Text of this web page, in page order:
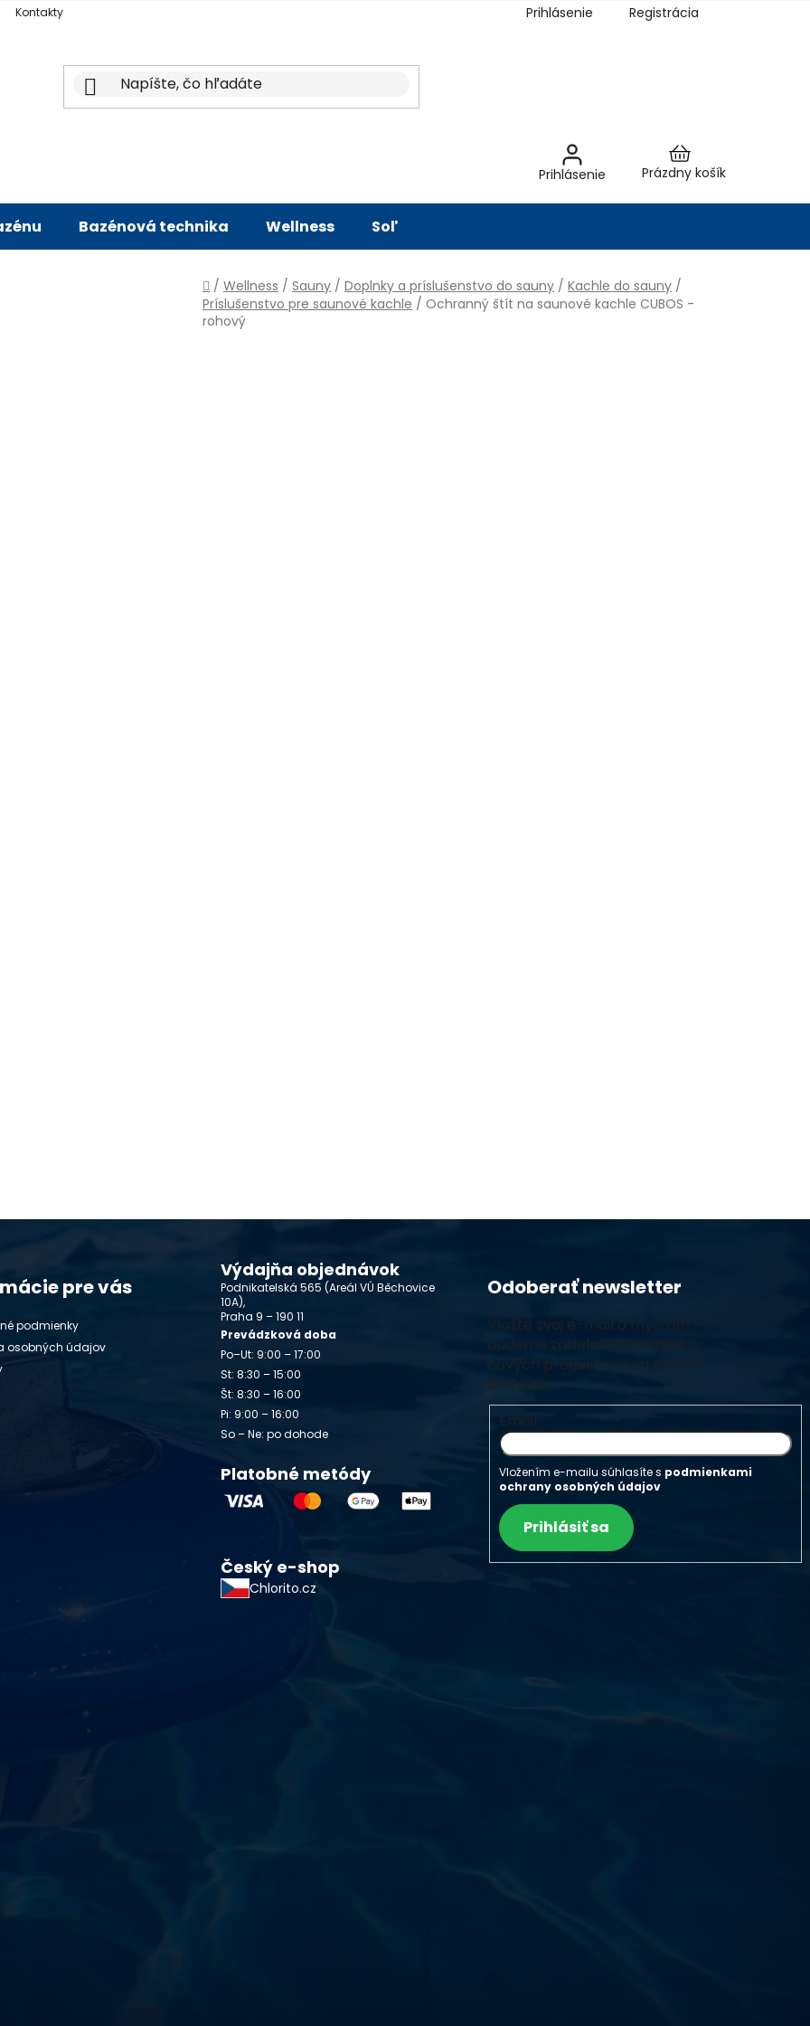
Kontakty Prihlásenie Registrácia
Prihlásenie
Nákupný
Prázdny košík
Bazénová technika Wellness Soľ
Domov
/ Wellness / Sauny / Doplnky a príslušenstvo do sauny / Kachle do sauny /
Príslušenstvo pre saunové kachle / Ochranný štít na saunové kachle CUBOS -
rohový
pre vás
podmienky
osobných údajov
Výdajňa objednávok
Podnikatelská 565 (Areál VÚ Běchovice
10A),
Praha 9 – 190 11
Prevádzková doba
Po–Ut: 9:00 – 17:00
St: 8:30 – 15:00
Št: 8:30 – 16:00
Pi: 9:00 – 16:00
So – Ne: po dohode
Platobné metódy
Český e-shop
Chlorito.cz
Odoberať newsletter
Vložte svoj e-mail a my Vám
budeme zasielať informácie o
nových produktoch na našom
e-shope.
Email
Vložením e-mailu súhlasíte s podmienkami
ochrany osobných údajov
Prihlásiť sa
o vodu a
vzdelaním v oblasti čistiarní odpadových
zdokonaľovaním v oblasti starostlivosti o vodu.
vlastnej výroby pre čistú a bezpečnú
na najlepších európskych surovinách a
najvyššiu kvalitu za ceny porovnateľné s
a bezpečnosťou. Presvedčte sa sami o kvalite
kontrolami a testami, a o ich nepochybnej
oázu čistoty s našimi produktmi – pretože voda